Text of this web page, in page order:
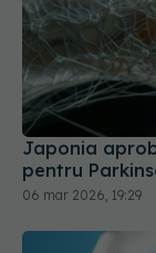
Japonia
pentru
06 mar 2026, 19:29